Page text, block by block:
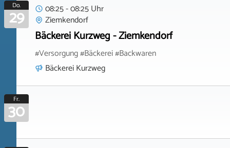
Do.
29
08:25 - 08:25 Uhr
Ziemkendorf
Bäckerei Kurzweg - Ziemkendorf
#Versorgung #Bäckerei #Backwaren
Bäckerei Kurzweg
Fr.
30